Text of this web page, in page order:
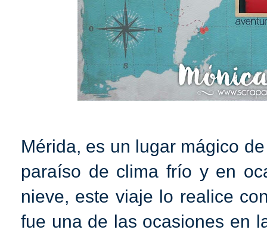
Mérida, es un lugar mágico
paraíso de clima frío y en
nieve, este viaje lo realice
fue una de las ocasiones en